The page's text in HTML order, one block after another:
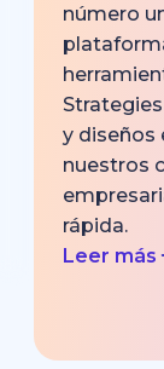
número
y diseños
nuestros
rápida.
Leer más